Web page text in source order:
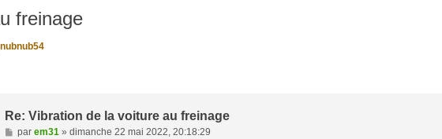
freinage
nubnub54
Re: Vibration de la voiture au freinage
M
par em31» dimanche 22 mai 2022, 20:18:29